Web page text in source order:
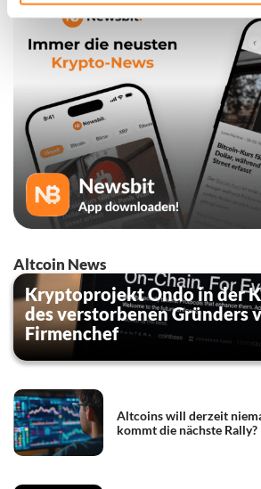
Altcoin News
Kryptoprojekt Ondo in der
des verstorbenen Gründers
Firmenchef
Altcoins will derzeit
kommt die nächste Rally?